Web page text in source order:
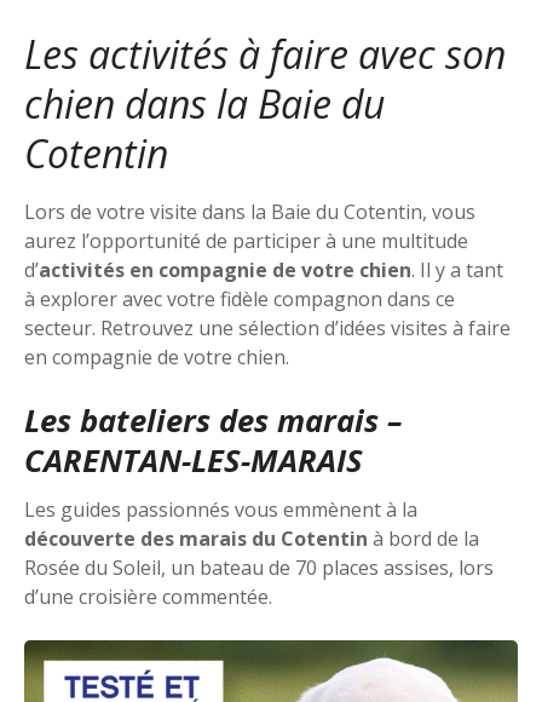
Les activités à faire avec son
chien dans la Baie du
Cotentin
Lors de votre visite dans la Baie du Cotentin, vous
aurez l’opportunité de participer à une multitude
d’activités en compagnie de votre chien. Il y a tant
à explorer avec votre fidèle compagnon dans ce
secteur. Retrouvez une sélection d’idées visites à faire
en compagnie de votre chien.
Les bateliers des marais –
CARENTAN-LES-MARAIS
Les guides passionnés vous emmènent à la
découverte des marais du Cotentin à bord de la
Rosée du Soleil, un bateau de 70 places assises, lors
d’une croisière commentée.